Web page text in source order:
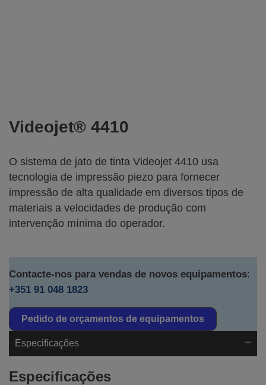
Videojet® 4410
O sistema de jato de tinta Videojet 4410 usa
tecnologia de impressão piezo para fornecer
impressão de alta qualidade em diversos tipos de
materiais a velocidades de produção com
intervenção mínima do operador.
Contacte-nos para vendas de novos equipamentos:
+351 91 048 1823
Pedido de orçamentos de equipamentos
Especificações
Especificações